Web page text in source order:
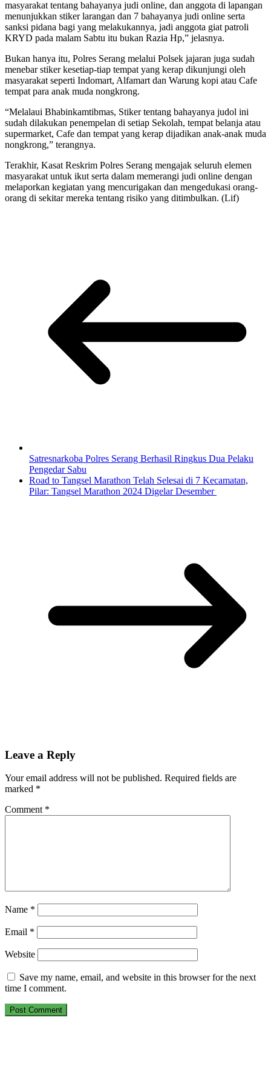
masyarakat tentang bahayanya judi online, dan anggota di lapangan
menunjukkan stiker larangan dan 7 bahayanya judi online serta
sanksi pidana bagi yang melakukannya, jadi anggota giat patroli
KRYD pada malam Sabtu itu bukan Razia Hp,” jelasnya.
Bukan hanya itu, Polres Serang melalui Polsek jajaran juga sudah
menebar stiker kesetiap-tiap tempat yang kerap dikunjungi oleh
masyarakat seperti Indomart, Alfamart dan Warung kopi atau Cafe
tempat para anak muda nongkrong.
“Melalaui Bhabinkamtibmas, Stiker tentang bahayanya judol ini
sudah dilakukan penempelan di setiap Sekolah, tempat belanja atau
supermarket, Cafe dan tempat yang kerap dijadikan anak-anak muda
nongkrong,” terangnya.
Terakhir, Kasat Reskrim Polres Serang mengajak seluruh elemen
masyarakat untuk ikut serta dalam memerangi judi online dengan
melaporkan kegiatan yang mencurigakan dan mengedukasi orang-
orang di sekitar mereka tentang risiko yang ditimbulkan. (Lif)
Satresnarkoba Polres Serang Berhasil Ringkus Dua Pelaku
Pengedar Sabu
Road to Tangsel Marathon Telah Selesai di 7 Kecamatan,
Pilar: Tangsel Marathon 2024 Digelar Desember
Leave a Reply
Your email address will not be published. Required fields are
marked *
Comment *
Name *
Email *
Website
Save my name, email, and website in this browser for the next
time I comment.